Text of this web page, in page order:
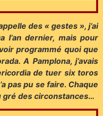
des « gestes », j’ai
l’an dernier, mais pour
programmé quoi que
A Pamplona, j’avais
de tuer six toros
pas pu se faire. Chaque
gré des circonstances…